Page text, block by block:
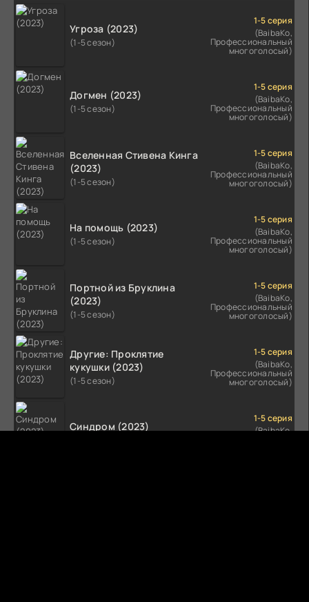
Угроза (2023)
(1-5 сезон)
1-5 серия
(BaibaKo,
Профессиональный
многоголосый)
Догмен (2023)
(1-5 сезон)
1-5 серия
(BaibaKo,
Профессиональный
многоголосый)
Вселенная Стивена Кинга
(2023)
(1-5 сезон)
1-5 серия
(BaibaKo,
Профессиональный
многоголосый)
На помощь (2023)
(1-5 сезон)
1-5 серия
(BaibaKo,
Профессиональный
многоголосый)
Портной из Бруклина
(2023)
(1-5 сезон)
1-5 серия
(BaibaKo,
Профессиональный
многоголосый)
Другие: Проклятие
кукушки (2023)
(1-5 сезон)
1-5 серия
(BaibaKo,
Профессиональный
многоголосый)
Синдром (2023)
1-5 серия
(BaibaKo,